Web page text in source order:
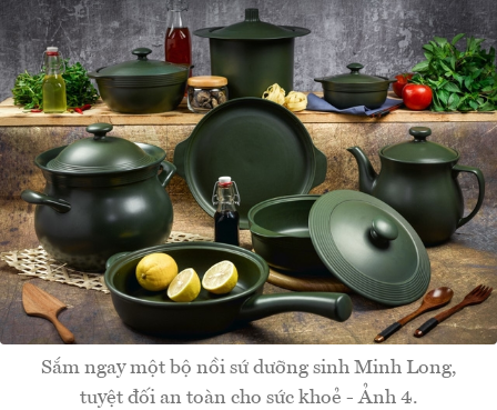
Sắm ngay một bộ nồi sứ dưỡng sinh Minh Long,
tuyệt đối an toàn cho sức khoẻ - Ảnh 4.